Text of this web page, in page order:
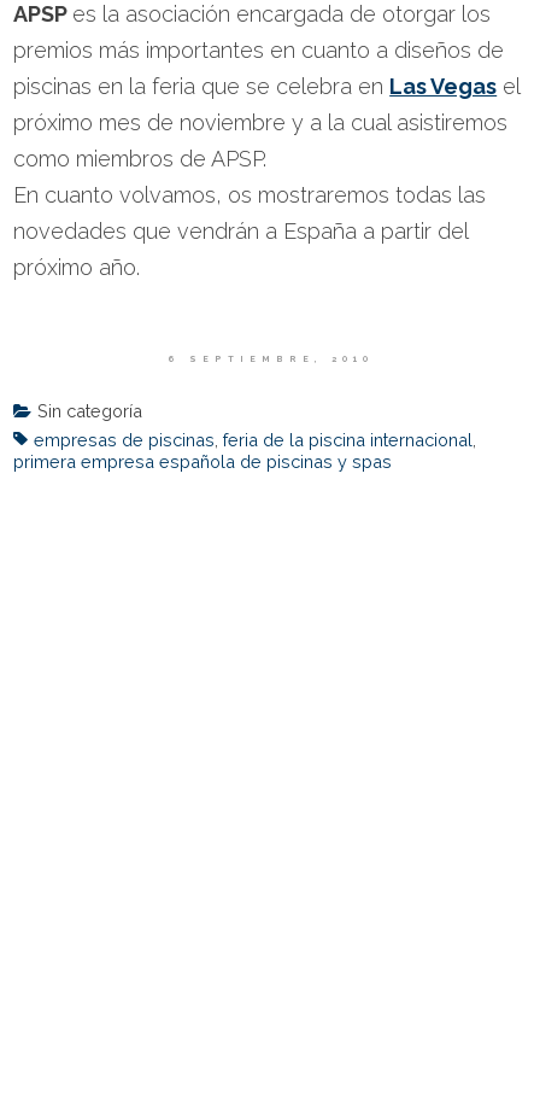
APSP es la asociación encargada de otorgar los
premios más importantes en cuanto a diseños de
piscinas en la feria que se celebra en Las Vegas el
próximo mes de noviembre y a la cual asistiremos
como miembros de APSP.
En cuanto volvamos, os mostraremos todas las
novedades que vendrán a España a partir del
próximo año.
6 SEPTIEMBRE, 2010
Sin categoría
empresas de piscinas ,feria de la piscina internacional
primera empresa española de piscinas y spas